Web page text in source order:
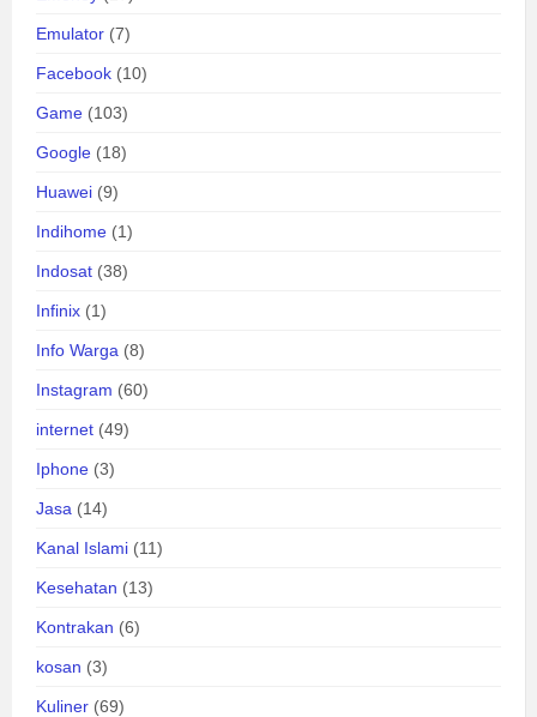
Emulator (7)
Facebook (10)
Game (103)
Google (18)
Huawei (9)
Indihome (1)
Indosat (38)
Infinix (1)
Info Warga (8)
Instagram (60)
internet (49)
Iphone (3)
Jasa (14)
Kanal Islami (11)
Kesehatan (13)
Kontrakan (6)
kosan (3)
Kuliner (69)